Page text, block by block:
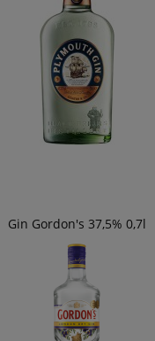
Gin Gordon's 37,5% 0,7l